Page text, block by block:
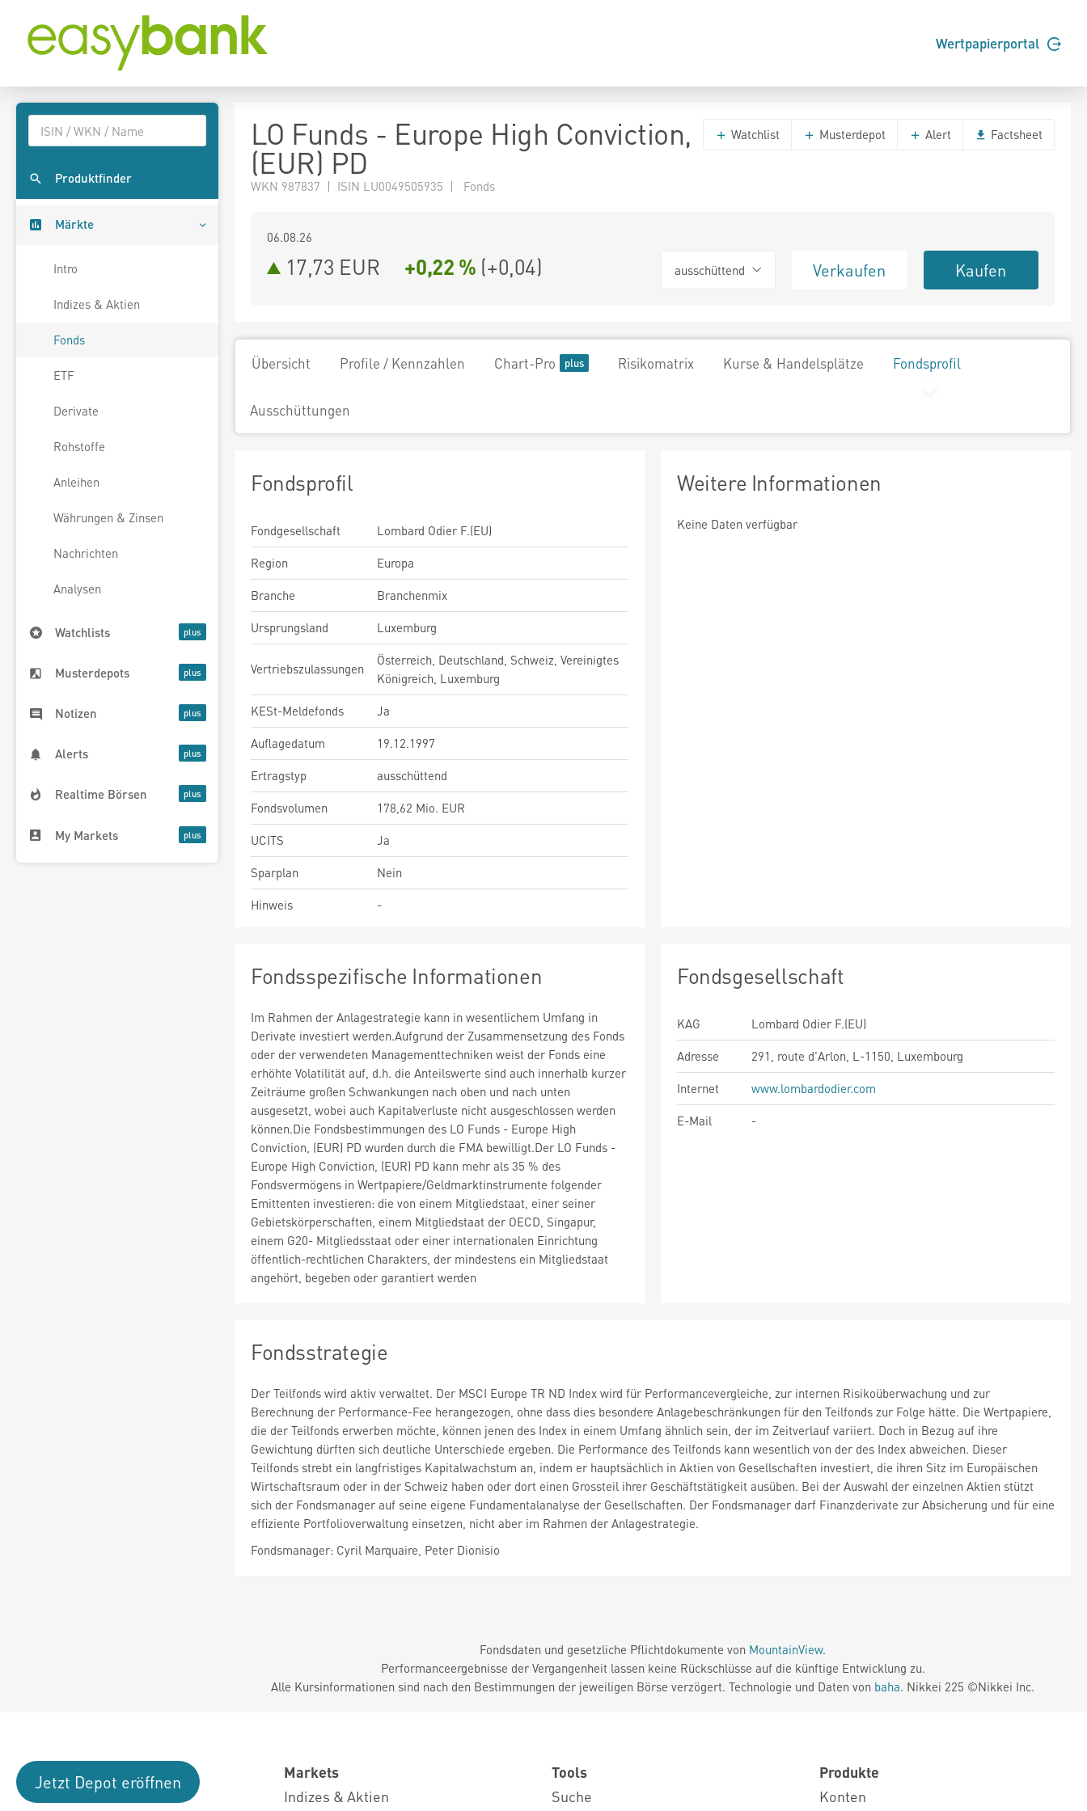
Wertpapierportal
Produktfinder
Märkte
Intro
Indizes & Aktien
Fonds
ETF
Derivate
Rohstoffe
Anleihen
Währungen & Zinsen
Nachrichten
Analysen
Watchlists
Musterdepots
Notizen
Alerts
Realtime Börsen
My Markets
LO Funds - Europe High Conviction,
(EUR) PD
WKN 987837 | ISIN LU0049505935 | Fonds
Watchlist Musterdepot Alert Factsheet
06.08.26
17,73 EUR +0,22 % (+0,04) ausschüttend Verkaufen Kaufen
Übersicht Profile / Kennzahlen Chart-Pro Risikomatrix Kurse & Handelsplätze Fondsprofil
Ausschüttungen
Fondsprofil
Fondgesellschaft
Lombard Odier F.(EU)
Region
Europa
Branche
Branchenmix
Ursprungsland
Luxemburg
Vertriebszulassungen
Österreich, Deutschland, Schweiz, Vereinigtes
Königreich, Luxemburg
KESt-Meldefonds
Ja
Auflagedatum
19.12.1997
Ertragstyp
ausschüttend
Fondsvolumen
178,62 Mio. EUR
UCITS
Ja
Sparplan
Nein
Hinweis
-
Weitere Informationen
Keine Daten verfügbar
Fondsspezifische Informationen
Im Rahmen der Anlagestrategie kann in wesentlichem Umfang in
Derivate investiert werden.Aufgrund der Zusammensetzung des Fonds
oder der verwendeten Managementtechniken weist der Fonds eine
erhöhte Volatilität auf, d.h. die Anteilswerte sind auch innerhalb kurzer
Zeiträume großen Schwankungen nach oben und nach unten
ausgesetzt, wobei auch Kapitalverluste nicht ausgeschlossen werden
können.Die Fondsbestimmungen des LO Funds - Europe High
Conviction, (EUR) PD wurden durch die FMA bewilligt.Der LO Funds -
Europe High Conviction, (EUR) PD kann mehr als 35 % des
Fondsvermögens in Wertpapiere/Geldmarktinstrumente folgender
Emittenten investieren: die von einem Mitgliedstaat, einer seiner
Gebietskörperschaften, einem Mitgliedstaat der OECD, Singapur,
einem G20- Mitgliedsstaat oder einer internationalen Einrichtung
öffentlich-rechtlichen Charakters, der mindestens ein Mitgliedstaat
angehört, begeben oder garantiert werden
Fondsgesellschaft
KAG
Lombard Odier F.(EU)
Adresse
291, route d'Arlon, L-1150, Luxembourg
Internet
www.lombardodier.com
E-Mail
-
Fondsstrategie
Der Teilfonds wird aktiv verwaltet. Der MSCI Europe TR ND Index wird für Performancevergleiche, zur internen Risikoüberwachung und zur
Berechnung der Performance-Fee herangezogen, ohne dass dies besondere Anlagebeschränkungen für den Teilfonds zur Folge hätte. Die Wertpapiere,
die der Teilfonds erwerben möchte, können jenen des Index in einem Umfang ähnlich sein, der im Zeitverlauf variiert. Doch in Bezug auf ihre
Gewichtung dürften sich deutliche Unterschiede ergeben. Die Performance des Teilfonds kann wesentlich von der des Index abweichen. Dieser
Teilfonds strebt ein langfristiges Kapitalwachstum an, indem er hauptsächlich in Aktien von Gesellschaften investiert, die ihren Sitz im Europäischen
Wirtschaftsraum oder in der Schweiz haben oder dort einen Grossteil ihrer Geschäftstätigkeit ausüben. Bei der Auswahl der einzelnen Aktien stützt
sich der Fondsmanager auf seine eigene Fundamentalanalyse der Gesellschaften. Der Fondsmanager darf Finanzderivate zur Absicherung und für eine
effiziente Portfolioverwaltung einsetzen, nicht aber im Rahmen der Anlagestrategie.
Fondsmanager: Cyril Marquaire, Peter Dionisio
Fondsdaten und gesetzliche Pflichtdokumente von MountainView.
Performanceergebnisse der Vergangenheit lassen keine Rückschlüsse auf die künftige Entwicklung zu.
Alle Kursinformationen sind nach den Bestimmungen der jeweiligen Börse verzögert. Technologie und Daten von baha. Nikkei 225 ©Nikkei Inc.
Jetzt Depot eröffnen
Markets
Indizes & Aktien
Tools
Suche
Produkte
Konten